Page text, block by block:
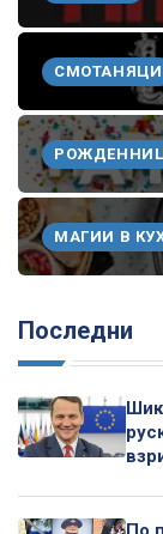
СМОТАНЯЦИ
МАГИИ В
Последни